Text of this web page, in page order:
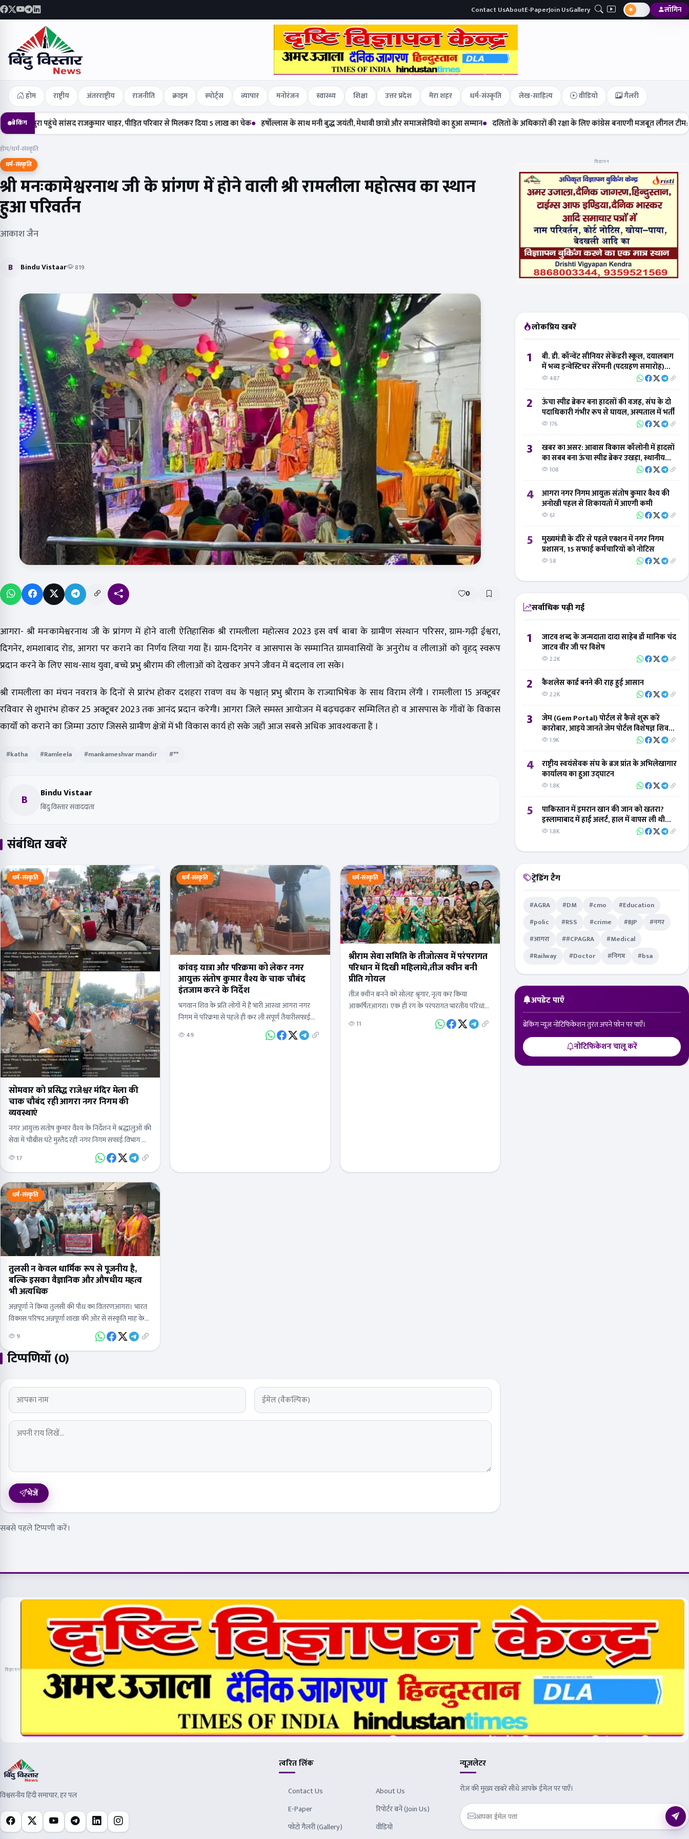
Contact UsAboutE-PaperJoin UsGallery लॉगिन
होम राष्ट्रीय अंतरराष्ट्रीय राजनीति क्राइम स्पोर्ट्स व्यापार मनोरंजन स्वास्थ्य शिक्षा उत्तर प्रदेश मेरा शहर धर्म-संस्कृति लेख-साहित्य वीडियो गैलरी
ब्रेकिंग
पहुंचे सांसद राजकुमार चाहर, पीड़ित परिवार से मिलकर दिया 5 लाख का चेक हर्षोल्लास के साथ मनी बुद्ध जयंती, मेधावी छात्रों और समाजसेवियों का हुआ सम्मान दलितों के अधिकारों की रक्षा के लिए कांग्रेस बनाएगी मजबूत लीगल टीम: मेघा सेहरा
होम/धर्म-संस्कृति
धर्म-संस्कृति
श्री मनःकामेश्वरनाथ जी के प्रांगण में होने वाली श्री रामलीला महोत्सव का स्थान
हुआ परिवर्तन
आकाश जैन
B Bindu Vistaar 819
0
आगरा- श्री मनःकामेश्वरनाथ जी के प्रांगण में होने वाली ऐतिहासिक श्री रामलीला महोत्सव 2023 इस वर्ष बाबा के ग्रामीण संस्थान परिसर, ग्राम-गढ़ी ईश्वरा,
दिगनेर, शमशाबाद रोड, आगरा पर कराने का निर्णय लिया गया हैं। ग्राम-दिगनेर व आसपास के सम्मानित ग्रामवासियों के अनुरोध व लीलाओं को वृहद् स्वरूप
प्रदान करने के लिए साथ-साथ युवा, बच्चे प्रभु श्रीराम की लीलाओं को देखकर अपने जीवन में बदलाव ला सके।
श्री रामलीला का मंचन नवरात्र के दिनों से प्रारंभ होकर दशहरा रावण वध के पश्चात् प्रभु श्रीराम के राज्याभिषेक के साथ विराम लेंगी । रामलीला 15 अक्टूबर
रविवार से शुभारंभ होकर 25 अक्टूबर 2023 तक आनंद प्रदान करेगी। आगरा जिले समस्त आयोजन में बढ़चढ़कर सम्मिलित हो व आसपास के गाँवों के विकास
कार्यों को कराने का ज़िम्मा उठाए जिससे ग्रामीण क्षेत्रों में भी विकास कार्य हो सके जहाँ आज सबसे अधिक आवश्यकता हैं ।
#katha #Ramleela #mankameshvar mandir #**
B Bindu Vistaar
बिंदु विस्तार संवाददाता
संबंधित खबरें
धर्म-संस्कृति
सोमवार को प्रसिद्ध राजेश्वर मंदिर मेला की
चाक चौबंद रही आगरा नगर निगम की
व्यवस्थाएं
नगर आयुक्त संतोष कुमार वैश्य के निर्देशन में श्रद्धालुओं की
सेवा में चौबीस घंटे मुस्तैद रहीं नगर निगम सफाई विभाग की
टीमअपर नगर आयुक्त शिशिर &nbsp;कुमार 2 दिन…
17
धर्म-संस्कृति
कांवड़ यात्रा और परिक्रमा को लेकर नगर
आयुक्त संतोष कुमार वैश्य के चाक चौबंद
इंतजाम करने के निर्देश
भगवान शिव के प्रति लोगों में है भारी आस्था आगरा नगर
निगम में परिक्रमा से पहले ही कर ली संपूर्ण तैयारीसफाई
व्यवस्था हो या जलआपूर्ति की व्यवस्था प्रकाश…
49
धर्म-संस्कृति
श्रीराम सेवा समिति के तीजोत्सव में परंपरागत
परिधान में दिखी महिलाये,तीज क्वीन बनी
प्रीति गोयल
तीज क्वीन बनने को सोलह श्रृंगार, नृत्य कर किया
आकर्षितआगरा। एक ही रंग के परंपरागत भारतीय परिधान
में भारतीय संस्कृति का परचम लहराती हुई महिलाएं ऐसे
प्रतीत हो…
11
धर्म-संस्कृति
तुलसी न केवल धार्मिक रूप से पूजनीय है,
बल्कि इसका वैज्ञानिक और औषधीय महत्व
भी अत्यधिक
अन्नपूर्णा ने किया तुलसी की पौध का वितरणआगरा। भारत
विकास परिषद अन्नपूर्णा शाखा की ओर से संस्कृति माह के
अंतर्गत तुलसी की पौध का वितरण जीवनी मण्डी स्थित…
9
टिप्पणियाँ (0)
भेजें
सबसे पहले टिप्पणी करें।
विज्ञापन
लोकप्रिय खबरें
1
बी. डी. कॉन्वेंट सीनियर सेकेंडरी स्कूल, दयालबाग
में भव्य इन्वेस्टिचर सेरेमनी (पदग्रहण समारोह)
संपन्न
487
2
ऊंचा स्पीड ब्रेकर बना हादसों की वजह, संघ के दो
पदाधिकारी गंभीर रूप से घायल, अस्पताल में भर्ती
176
3
खबर का असर: आवास विकास कॉलोनी में हादसों
का सबब बना ऊंचा स्पीड ब्रेकर उखड़ा, स्थानीय
लोगों ने 'बिंदु विस्तार न्यूज' का जताया आभार
108
4
आगरा नगर निगम आयुक्त संतोष कुमार वैश्य की
अनोखी पहल से शिकायतों में आएगी कमी
61
5
मुख्यमंत्री के दौरे से पहले एक्शन में नगर निगम
प्रशासन, 15 सफाई कर्मचारियों को नोटिस
58
सर्वाधिक पढ़ी गई
1
जाटव शब्द के जन्मदाता दादा साहेब डॉ मानिक चंद
जाटव वीर जी पर विशेष
2.2K
2 कैशलेस कार्ड बनने की राह हुई आसान
2.2K
3
जेम (Gem Portal) पोर्टल से कैसे शुरू करें
कारोबार, आइये जानते जेम पोर्टल विशेषज्ञ शिवम्
तिवारी से
1.9K
4
राष्ट्रीय स्वयंसेवक संघ के ब्रज प्रांत के अभिलेखागार
कार्यालय का हुआ उद्घाटन
1.8K
5
पाकिस्तान में इमरान खान की जान को खतरा?
इस्लामाबाद में हाई अलर्ट, हाल में वापस ली थी
सुरक्षा
1.8K
ट्रेंडिंग टैग
#AGRA #DM #cmo
#Education
#polic
#RSS #crime #BJP
#नगर
#आगरा
##CPAGRA
#Medical
#Railway
#Doctor #निगम #bsa
अपडेट पाएँ
ब्रेकिंग न्यूज़ नोटिफिकेशन तुरंत अपने फ़ोन पर पाएँ।
नोटिफिकेशन चालू करें
विज्ञापन
विश्वसनीय हिंदी समाचार, हर पल
त्वरित लिंक
Contact Us
About Us
E-Paper
रिपोर्टर बनें (Join Us)
फोटो गैलरी (Gallery)
वीडियो
न्यूज़लेटर
रोज़ की मुख्य खबरें सीधे आपके ईमेल पर पाएँ।